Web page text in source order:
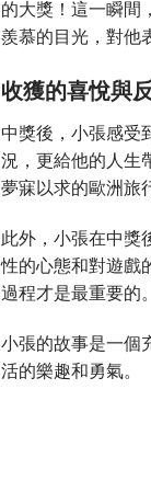
的大獎！這一瞬間
羨慕的目光，對他
收獲的喜悅與
中獎後，小張感受
況，更給他的人生
夢寐以求的歐洲旅
此外，小張在中獎
性的心態和對遊戲
過程才是最重要的。
小張的故事是一個
活的樂趣和勇氣。